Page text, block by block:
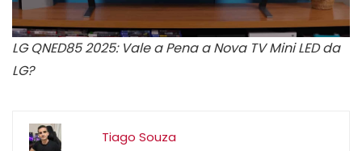
LG QNED85 2025: Vale a Pena a Nova TV Mini LED da
LG?
Tiago Souza